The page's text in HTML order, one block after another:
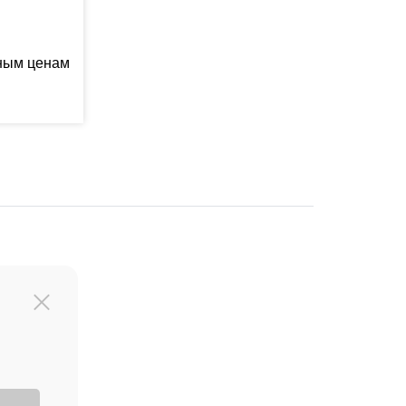
ценам